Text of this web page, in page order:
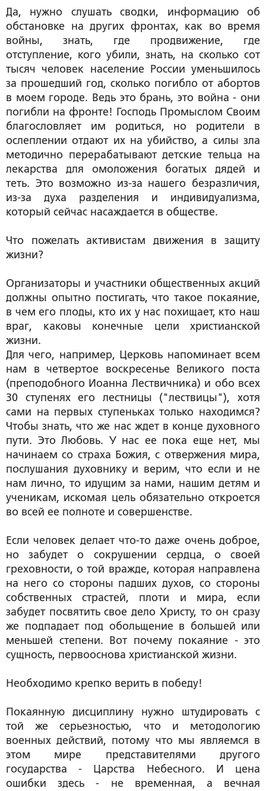
Да, нужно слушать сводки, информацию об
обстановке на других фронтах, как во время
войны, знать, где продвижение, где
отступление, кого убили, знать, на сколько сот
тысяч человек население России уменьшилось
за прошедший год, сколько погибло от абортов
в моем городе. Ведь это брань, это война - они
погибли на фронте! Господь Промыслом Своим
благословляет им родиться, но родители в
ослеплении отдают их на убийство, а силы зла
методично перерабатывают детские тельца на
лекарства для омоложения богатых дядей и
теть. Это возможно из-за нашего безразличия,
из-за духа разделения и индивидуализма,
который сейчас насаждается в обществе.
Что пожелать активистам движения в защиту
жизни?
Организаторы и участники общественных акций
должны опытно постигать, что такое покаяние,
в чем его плоды, кто их у нас похищает, кто наш
враг, каковы конечные цели христианской
жизни.
Для чего, например, Церковь напоминает всем
нам в четвертое воскресенье Великого поста
(преподобного Иоанна Лествичника) и обо всех
30 ступенях его лестницы ("лествицы"), хотя
сами на первых ступеньках только находимся?
Чтобы знать, что же нас ждет в конце духовного
пути. Это Любовь. У нас ее пока еще нет, мы
начинаем со страха Божия, с отвержения мира,
послушания духовнику и верим, что если и не
нам лично, то идущим за нами, нашим детям и
ученикам, искомая цель обязательно откроется
во всей ее полноте и совершенстве.
Если человек делает что-то даже очень доброе,
но забудет о сокрушении сердца, о своей
греховности, о той вражде, которая направлена
на него со стороны падших духов, со стороны
собственных страстей, плоти и мира, если
забудет посвятить свое дело Христу, то он сразу
же подпадает под обольщение в большей или
меньшей степени. Вот почему покаяние - это
сущность, первооснова христианской жизни.
Необходимо крепко верить в победу!
Покаянную дисциплину нужно штудировать с
той же серьезностью, что и методологию
военных действий, потому что мы являемся в
этом мире представителями другого
государства - Царства Небесного. И цена
ошибки здесь - не временная, а вечная